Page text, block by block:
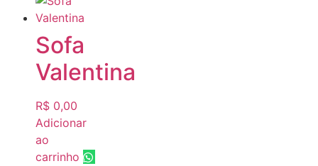
Sofa
Valentina
R$ 0,00
Adicionar
ao
carrinho